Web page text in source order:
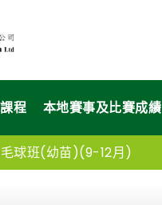
程 本地賽事及比賽成績
球班(幼苗)(9-12月)